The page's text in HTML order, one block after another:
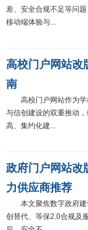
差、安全合规不足等问
移动端体验与...
高校门户网站改
南
高校门户网站作为
与信创建设的双重推动
高、集约化建...
政府门户网站改
力供应商推荐
本文聚焦数字政府
创替代、等保2.0合规及